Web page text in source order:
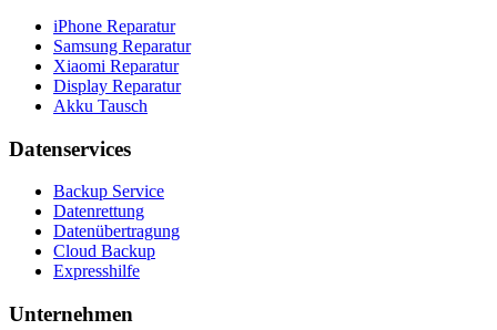
iPhone Reparatur
Samsung Reparatur
Xiaomi Reparatur
Display Reparatur
Akku Tausch
Datenservices
Backup Service
Datenrettung
Datenübertragung
Cloud Backup
Expresshilfe
Unternehmen